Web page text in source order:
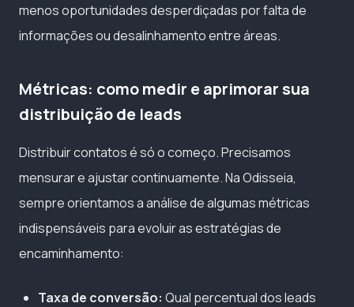
menos oportunidades desperdiçadas por falta de
informações ou desalinhamento entre áreas.
Métricas: como medir e aprimorar sua
distribuição de leads
Distribuir contatos é só o começo. Precisamos
mensurar e ajustar continuamente. Na Odisseia,
sempre orientamos a análise de algumas métricas
indispensáveis para evoluir as estratégias de
encaminhamento:
Taxa de conversão: Qual percentual dos leads